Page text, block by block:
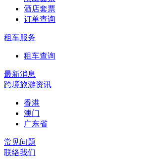
酒店套票
订单查询
租车服务
租车查询
最新消息
跨境旅游资讯
香港
澳门
广东省
常见问题
联络我们